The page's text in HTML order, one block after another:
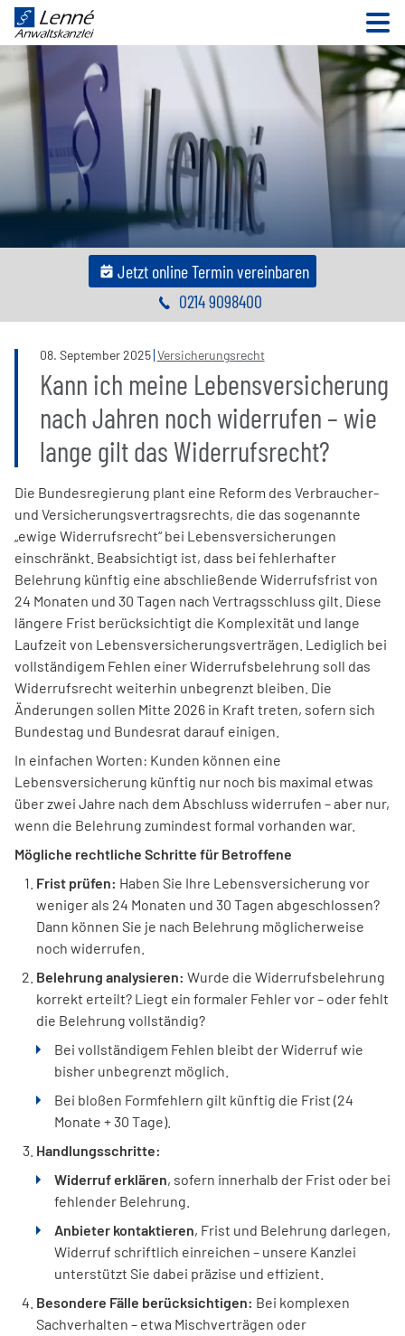
Jetzt online Termin vereinbaren
0214 9098400
08. September2025 Versicherungsrecht
Kann ich meine Lebensversicherung
nach Jahren noch widerrufen – wie
lange gilt das Widerrufsrecht?
Die Bundesregierung plant eine Reform des Verbraucher-
und Versicherungsvertragsrechts, die das sogenannte
„ewige Widerrufsrecht“ bei Lebensversicherungen
einschränkt. Beabsichtigt ist, dass bei fehlerhafter
Belehrung künftig eine abschließende Widerrufsfrist von
24 Monaten und 30 Tagen nach Vertragsschluss gilt. Diese
längere Frist berücksichtigt die Komplexität und lange
Laufzeit von Lebensversicherungsverträgen. Lediglich bei
vollständigem Fehlen einer Widerrufsbelehrung soll das
Widerrufsrecht weiterhin unbegrenzt bleiben. Die
Änderungen sollen Mitte 2026 in Kraft treten, sofern sich
Bundestag und Bundesrat darauf einigen.
In einfachen Worten: Kunden können eine
Lebensversicherung künftig nur noch bis maximal etwas
über zwei Jahre nach dem Abschluss widerrufen – aber nur,
wenn die Belehrung zumindest formal vorhanden war.
Mögliche rechtliche Schritte für Betroffene
Frist prüfen: Haben Sie Ihre Lebensversicherung vor
weniger als 24 Monaten und 30 Tagen abgeschlossen?
Dann können Sie je nach Belehrung möglicherweise
noch widerrufen.
Belehrung analysieren: Wurde die Widerrufsbelehrung
korrekt erteilt? Liegt ein formaler Fehler vor – oder fehlt
die Belehrung vollständig?
Bei vollständigem Fehlen bleibt der Widerruf wie
bisher unbegrenzt möglich.
Bei bloßen Formfehlern gilt künftig die Frist (24
Monate + 30 Tage).
Handlungsschritte:
Widerruf erklären, sofern innerhalb der Frist oder bei
fehlender Belehrung.
Anbieter kontaktieren, Frist und Belehrung darlegen,
Widerruf schriftlich einreichen – unsere Kanzlei
unterstützt Sie dabei präzise und effizient.
Besondere Fälle berücksichtigen: Bei komplexen
Sachverhalten – etwa Mischverträgen oder